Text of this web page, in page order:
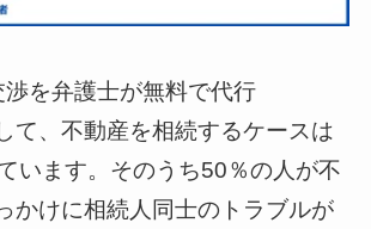
を弁護士が無料で代行
て、不動産を相続するケースは
います。そのうち50％の人が不
かけに相続人同士のトラブルが